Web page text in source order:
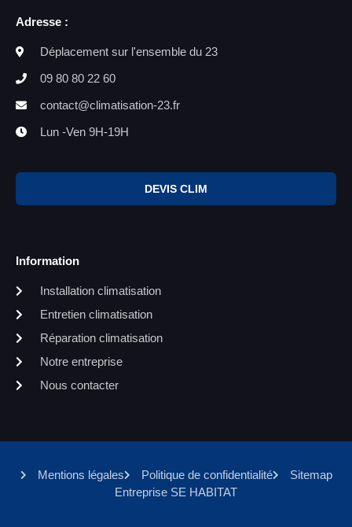
Adresse :
Déplacement sur l'ensemble du 23
09 80 80 22 60
contact@climatisation-23.fr
Lun -Ven 9H-19H
DEVIS CLIM
Information
Installation climatisation
Entretien climatisation
Réparation climatisation
Notre entreprise
Nous contacter
Mentions légales Politique de confidentialité
Sitemap
Entreprise SE HABITAT